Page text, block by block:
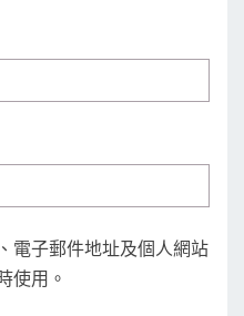
電子郵件地址及個人網站
使用。